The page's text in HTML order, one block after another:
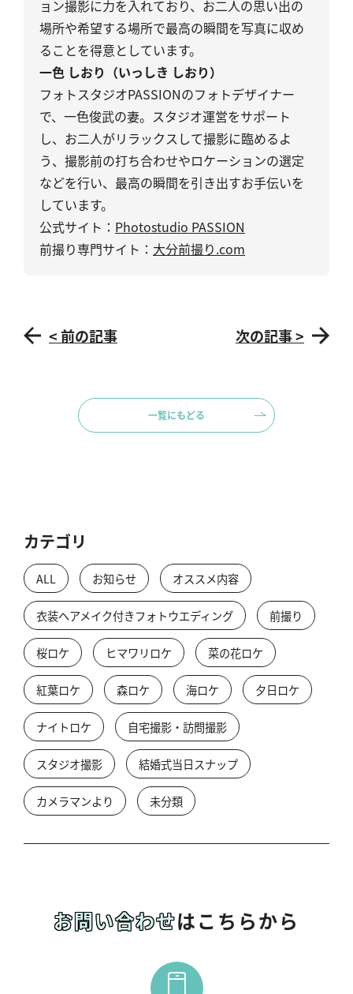
ョン撮影に力を入れており、お二人の思い出の
場所や希望する場所で最高の瞬間を写真に収め
ることを得意としています。
一色 しおり（いっしき しおり）
フォトスタジオPASSIONのフォトデザイナー
で、一色俊武の妻。スタジオ運営をサポート
し、お二人がリラックスして撮影に臨めるよ
う、撮影前の打ち合わせやロケーションの選定
などを行い、最高の瞬間を引き出すお手伝いを
しています。
公式サイト： Photostudio PASSION
前撮り専門サイト： 大分前撮り.com
< 前の記事 次の記事 >
一覧にもどる
カテゴリ
ALL お知らせ オススメ内容
衣装ヘアメイク付きフォトウエディング 前撮り
桜ロケ ヒマワリロケ 菜の花ロケ
紅葉ロケ 森ロケ 海ロケ 夕日ロケ
ナイトロケ 自宅撮影・訪問撮影
スタジオ撮影 結婚式当日スナップ
カメラマンより 未分類
お問い合わせはこちらから